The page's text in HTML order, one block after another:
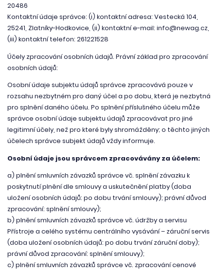
20486
Kontaktní údaje správce: (i) kontaktní adresa: Vestecká 104,
25241, Zlatníky-Hodkovice, (ii) kontaktní e-mail: info@newag.cz,
(iii) kontaktní telefon: 261221528
Účely zpracování osobních údajů. Právní základ pro zpracování
osobních údajů:
Osobní údaje subjektu údajů správce zpracovává pouze v
rozsahu nezbytném pro daný účel a po dobu, která je nezbytná
pro splnění daného účelu. Po splnění příslušného účelu může
správce osobní údaje subjektu údajů zpracovávat pro jiné
legitimní účely, než pro které byly shromážděny; o těchto jiných
účelech správce subjekt údajů vždy informuje.
Osobní údaje jsou správcem zpracovávány za účelem:
a) plnění smluvních závazků správce vč. splnění závazku k
poskytnutí plnění dle smlouvy a uskutečnění platby (doba
uložení osobních údajů: po dobu trvání smlouvy); právní důvod
zpracování: splnění smlouvy);
b) plnění smluvních závazků správce vč. údržby a servisu
Přístroje a celého systému centrálního vysávání – záruční servis
(doba uložení osobních údajů: po dobu trvání záruční doby);
právní důvod zpracování: splnění smlouvy);
c) plnění smluvních závazků správce vč. zpracování cenové